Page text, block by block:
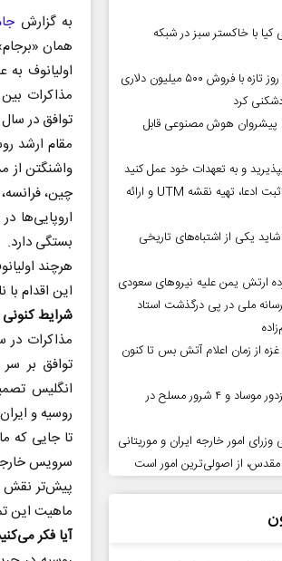
به گزارش
همان
اولیانوف
مذاکرات
توافق در سال ۲۰۱۸ و بازگرداندن تحریم‌ها علیه تهران، نقشی فعال ایفا کرد.
چین،
اروپایی‌ها
بستگی دارد.
هرچند
این اقدام
شرایط
توافق بر
انگلیس
روسیه و
تا جایی که
سرویس
پیش‌تر نقش
ماهیت این
آیا فکر
کیا با خاکستر سبز در شبکه
مرد عنکبوتی: روز تازه با فروش ۵۰۰ میلیون دلاری
کرد
پیشرو‌ان هوش مصنوعی قابل
و به تعهدات خود عمل کنید
اعلام جزئیات ثبت ادعا، تهیه نقشه UTM و ارائه
یکی از اشتباه‌های تاریخی
ارتش یمن علیه نیروهای سعودی
ملی در پی درگذشت استاد
غزه از زمان اعلام آتش بس تا کنون
بازداشت ۲۱ مزدور موساد و ۴ شرور مسلح در
امور خارجه ایران و موریتانی
مقدس، از اصولی‌ترین امور است